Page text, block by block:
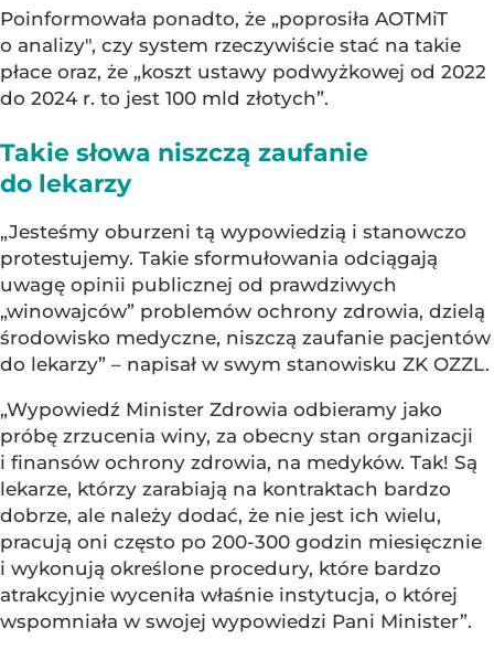
Poinformowała ponadto, że „poprosiła AOTMiT
o analizy", czy system rzeczywiście stać na takie
płace oraz, że „koszt ustawy podwyżkowej od 2022
do 2024 r. to jest 100 mld złotych”.
Takie słowa niszczą zaufanie
do lekarzy
„Jesteśmy oburzeni tą wypowiedzią i stanowczo
protestujemy. Takie sformułowania odciągają
uwagę opinii publicznej od prawdziwych
„winowajców” problemów ochrony zdrowia, dzielą
środowisko medyczne, niszczą zaufanie pacjentów
do lekarzy” – napisał w swym stanowisku ZK OZZL.
„Wypowiedź Minister Zdrowia odbieramy jako
próbę zrzucenia winy, za obecny stan organizacji
i finansów ochrony zdrowia, na medyków. Tak! Są
lekarze, którzy zarabiają na kontraktach bardzo
dobrze, ale należy dodać, że nie jest ich wielu,
pracują oni często po 200-300 godzin miesięcznie
i wykonują określone procedury, które bardzo
atrakcyjnie wyceniła właśnie instytucja, o której
wspomniała w swojej wypowiedzi Pani Minister”.